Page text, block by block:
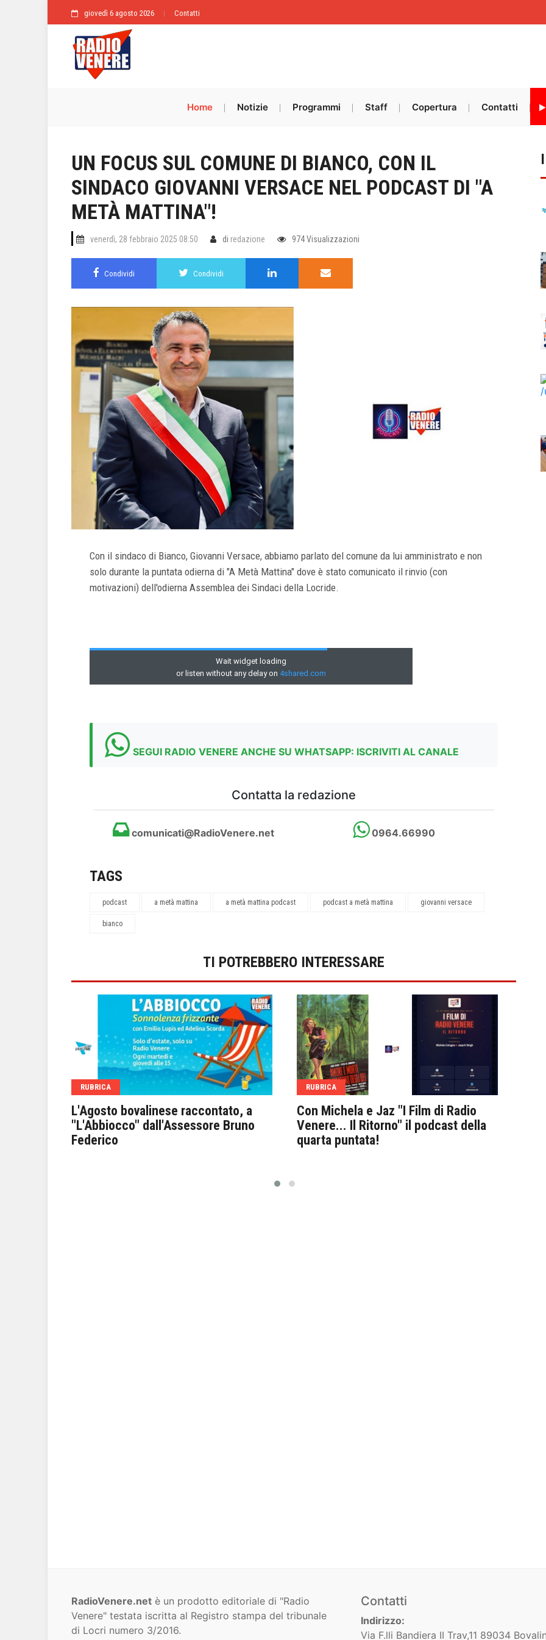
giovedì 6 agosto 2026 Contatti
Home Notizie Programmi Staff Copertura Contatti
UN FOCUS SUL COMUNE DI BIANCO, CON IL
SINDACO GIOVANNI VERSACE NEL PODCAST DI "A
METÀ MATTINA"!
venerdì, 28 febbraio 2025 08:50 di redazione 974 Visualizzazioni
Condividi Condividi
Con il sindaco di Bianco, Giovanni Versace, abbiamo parlato del comune da lui amministrato e non
solo durante la puntata odierna di "A Metà Mattina" dove è stato comunicato il rinvio (con
motivazioni) dell'odierna Assemblea dei Sindaci della Locride.
SEGUI RADIO VENERE ANCHE SU WHATSAPP: ISCRIVITI AL CANALE
Contatta la redazione
comunicati@RadioVenere.net 0964.66990
TAGS
podcast a metà mattina a metà mattina podcast podcast a metà mattina giovanni versace
bianco
TI POTREBBERO INTERESSARE
RUBRICA
L'Agosto bovalinese raccontato, a
"L'Abbiocco" dall'Assessore Bruno
Federico
RUBRICA
Con Michela e Jaz "I Film di Radio
Venere... Il Ritorno" il podcast della
quarta puntata!
RadioVenere.net è un prodotto editoriale di "Radio
Venere" testata iscritta al Registro stampa del tribunale
di Locri numero 3/2016.
Contatti
Indirizzo:
Via F.lli Bandiera II Trav,11 89034